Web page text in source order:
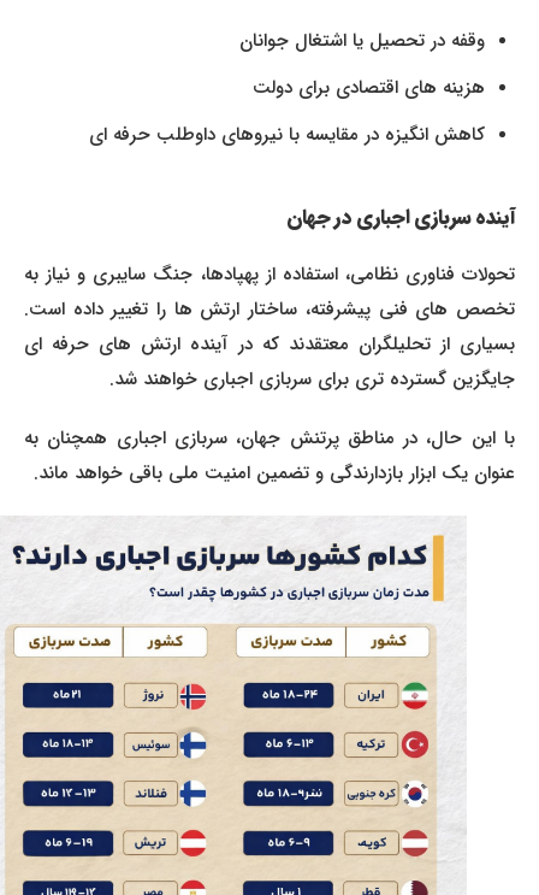
وقفه در تحصیل یا اشتغال جوانان
هزینه های اقتصادی برای دولت
کاهش انگیزه در مقایسه با نیروهای داوطلب حرفه ای
آینده سربازی اجباری در جهان
تحولات فناوری نظامی، استفاده از پهپادها، جنگ سایبری و نیاز به
تخصص های فنی پیشرفته، ساختار ارتش ها را تغییر داده است.
بسیاری از تحلیلگران معتقدند که در آینده ارتش های حرفه ای
جایگزین گسترده تری برای سربازی اجباری خواهند شد.
با این حال، در مناطق پرتنش جهان، سربازی اجباری همچنان به
عنوان یک ابزار بازدارندگی و تضمین امنیت ملی باقی خواهد ماند.